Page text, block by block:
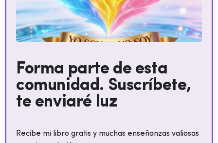
Forma parte de esta
comunidad. Suscríbete,
te enviaré luz
Recibe mi libro gratis y muchas enseñanzas valiosas